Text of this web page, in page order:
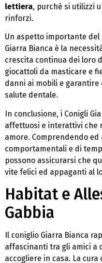
lettiera, purché si utilizzi
rinforzi.
Un aspetto importante
Giarra Bianca è la
crescita continua dei loro
giocattoli da masticare e
danni ai mobili e
salute dentale.
In conclusione, i Conigli
affettuosi e interattivi che
amore. Comprendendo
comportamentali e di
possono assicurarsi che
vite felici ed appaganti al
Habitat e
Gabbia
Il coniglio Giarra Bianca
affascinanti tra gli amici a
accogliere in casa. La